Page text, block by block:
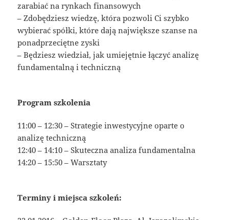
zarabiać na rynkach finansowych
– Zdobędziesz wiedzę, która pozwoli Ci szybko
wybierać spółki, które dają największe szanse na
ponadprzeciętne zyski
– Będziesz wiedział, jak umiejętnie łączyć analizę
fundamentalną i techniczną
Program szkolenia
11:00 – 12:30 – Strategie inwestycyjne oparte o
analizę techniczną
12:40 – 14:10 – Skuteczna analiza fundamentalna
14:20 – 15:50 – Warsztaty
Terminy i miejsca szkoleń: